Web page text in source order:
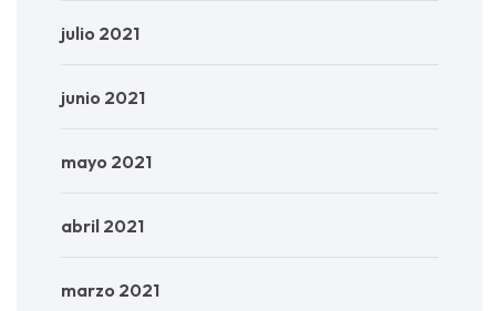
julio 2021
junio 2021
mayo 2021
abril 2021
marzo 2021